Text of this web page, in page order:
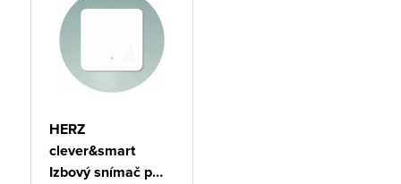
HERZ
clever&smart
Izbový snímač pre